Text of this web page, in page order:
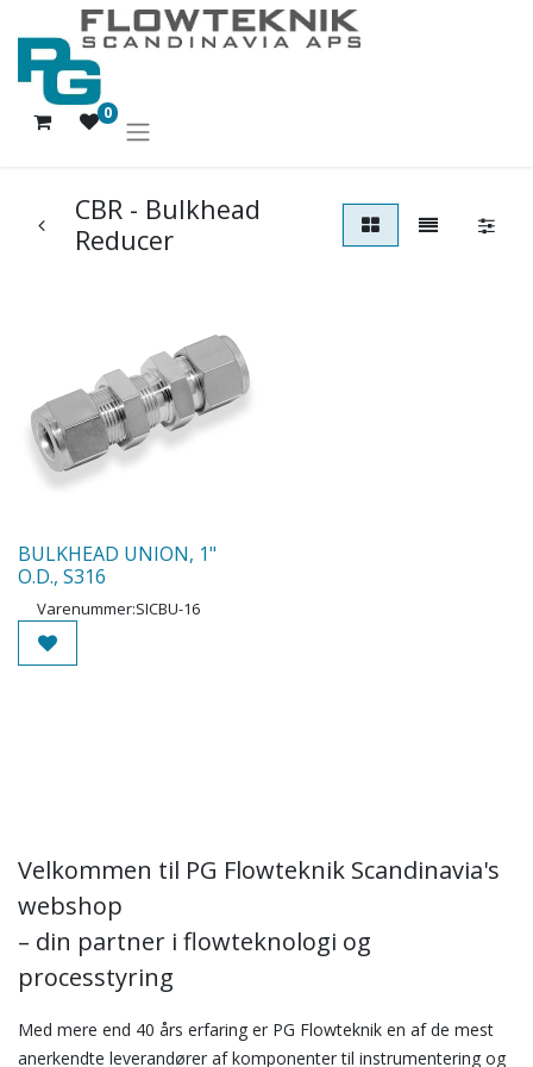
0
CBR - Bulkhead
Reducer
BULKHEAD UNION, 1"
O.D., S316
Varenummer:SICBU-16
Velkommen til PG Flowteknik Scandinavia's
webshop
– din partner i flowteknologi og
processtyring
Med mere end 40 års erfaring er PG Flowteknik en af de mest
anerkendte leverandører af komponenter til instrumentering og